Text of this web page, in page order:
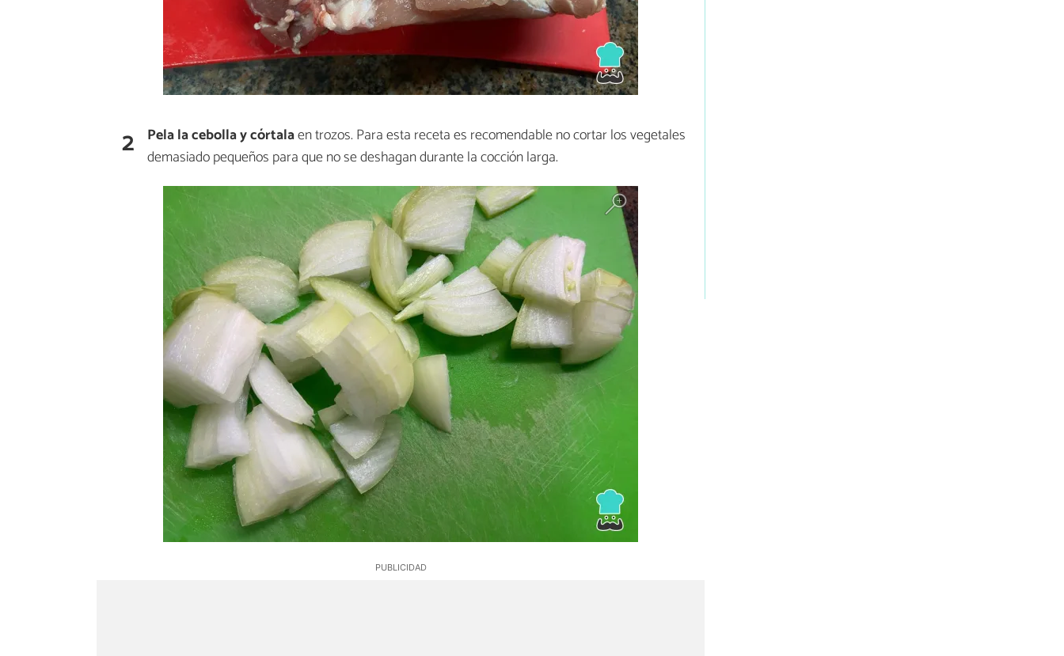
2 Pela la cebolla y córtalaen trozos. Para esta receta es recomendable no cortar los vegetales
demasiado pequeños para que no se deshagan durante la cocción larga.